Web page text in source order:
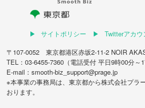
サイトポリシー
Twitterアカ
〒107-0052 東京都港区赤坂2-11-2 NOIR
TEL：03-6455-7360（電話受付 平日9時00分～
E-mail：smooth-biz_support@prage.jp
※本事業の事務局は、東京都から株式会社プラ
おります。